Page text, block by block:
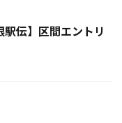
駅伝】区間エントリ